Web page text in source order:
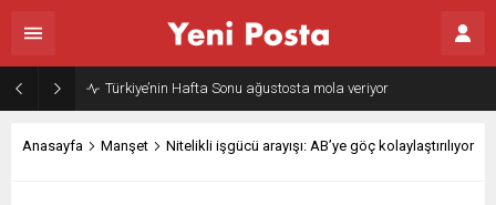
Türkiye’nin Hafta Sonu ağustosta mola veriyor
Anasayfa Manşet Nitelikli işgücü arayışı: AB’ye göç kolaylaştırılıyor